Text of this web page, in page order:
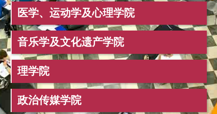
医学、运动学及心理学院
音乐学及文化遗产学院
理学院
政治传媒学院